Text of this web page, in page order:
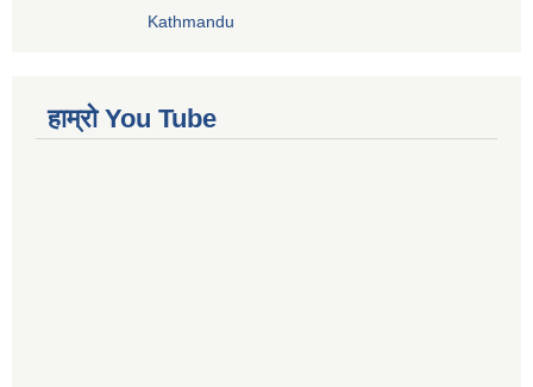
Kathmandu
हाम्रो You Tube